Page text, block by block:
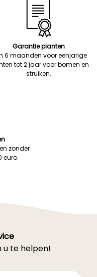
Garantie planten
6 maanden voor eenjarige
tot 2 jaar voor bomen en
struiken.
zonder
euro.
u te helpen!